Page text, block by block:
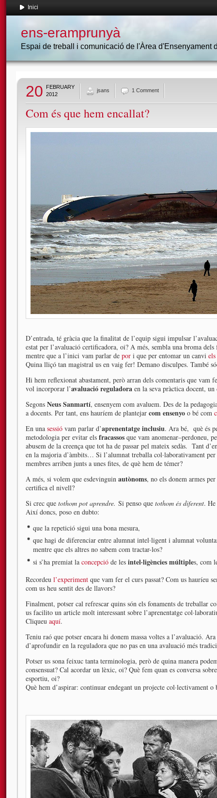
Inici
ens-eramprunyà
Espai de treball i comunicació de l'Àrea d'Ensenyament
20
FEBRUARY
2012
jsans 1 Comment
Com és que hem encallat?
D’entrada, té gràcia que la finalitat de l’equip sigui impulsar
estat per l’avaluació certificadora, oi? A més, sembla una broma dels
mentre que a l’inici vam parlar de por i que per entomar un canvi
Quina lliçó tan magistral us en vaig fer! Demano disculpes. També
Hi hem reflexionat abastament, però arran dels comentaris que vam
vol incorporar l’avaluació reguladora en la seva pràctica docent,
Segons Neus Sanmartí, ensenyem com avaluem. Des de la
a docents. Per tant, ens hauríem de plantejar com ensenyo o bé com
En una sessió vam parlar d’aprenentatge inclusiu. Ara bé, què és
metodologia per evitar els fracassos que vam anomenar–perdoneu,
abusem de la creença que tot ha de passar pel mateix sedàs. Tant
en la majoria d’àmbits… Si l’alumnat treballa col·laborativament
membres arriben junts a unes fites, de què hem de témer?
A més, si volem que esdevinguin autònoms, no els donem armes
certifica el nivell?
Si crec que tothom pot aprendre. Si penso que tothom és diferent.
Així doncs, poso en dubto:
que la repetició sigui una bona mesura,
que hagi de diferenciar entre alumnat intel·ligent i alumnat
mentre que els altres no sabem com tractar-los?
si s’ha premiat la concepció de les intel·ligències múltiples, com
Recordeu l’experiment que vam fer el curs passat? Com us hauríeu
com us heu sentit des de llavors?
Finalment, potser cal refrescar quins són els fonaments de treballar
us facilito un article molt interessant sobre l’aprenentatge
Cliqueu aquí.
Teniu raó que potser encara hi donem massa voltes a l’avaluació.
d’aprofundir en la reguladora que no pas en una avaluació més
Potser us sona feixuc tanta terminologia, però de quina manera
consensuat? Cal acordar un lèxic, oi? Què fem quan es conversa
esportiu, oi?
Què hem d’aspirar: continuar endegant un projecte col·lectivament o